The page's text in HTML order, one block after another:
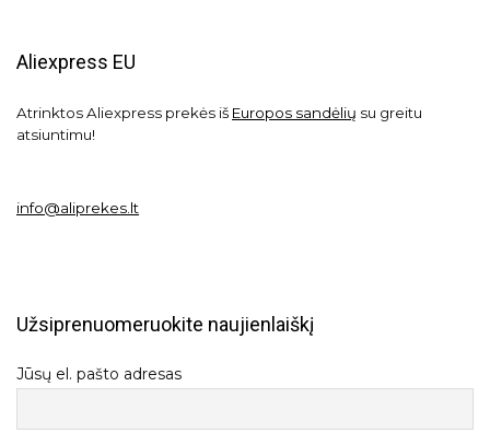
Aliexpress EU
Atrinktos Aliexpress prekės iš Europos sandėlių su greitu
atsiuntimu!
info@aliprekes.lt
Užsiprenuomeruokite naujienlaiškį
Jūsų el. pašto adresas